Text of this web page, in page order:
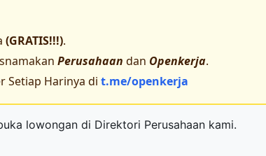
(GRATIS!!!).
Perusahaan dan Openkerja.
Setiap Harinya di t.me/openkerja
lowongan di Direktori Perusahaan kami.